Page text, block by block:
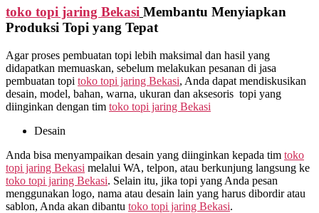
toko topi jaring Bekasi Membantu Menyiapkan
Produksi Topi yang Tepat
Agar proses pembuatan topi lebih maksimal dan hasil yang
didapatkan memuaskan, sebelum melakukan pesanan di jasa
pembuatan topi toko topi jaring Bekasi, Anda dapat mendiskusikan
desain, model, bahan, warna, ukuran dan aksesoris topi yang
diinginkan dengan tim toko topi jaring Bekasi
Desain
Anda bisa menyampaikan desain yang diinginkan kepada tim toko
topi jaring Bekasi melalui WA, telpon, atau berkunjung langsung ke
toko topi jaring Bekasi. Selain itu, jika topi yang Anda pesan
menggunakan logo, nama atau desain lain yang harus dibordir atau
sablon, Anda akan dibantu toko topi jaring Bekasi.